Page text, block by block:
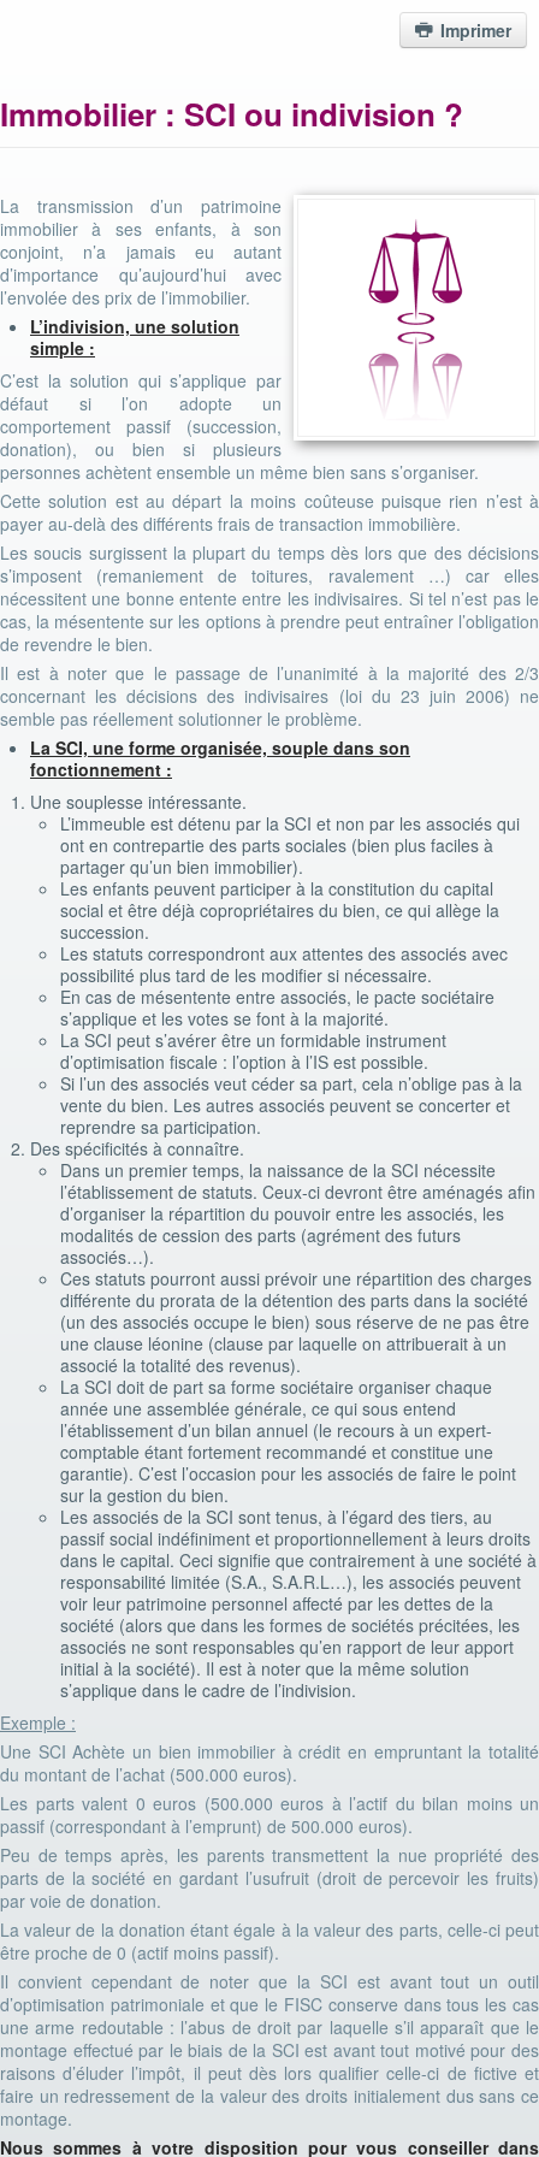
Imprimer
Immobilier : SCI ou indivision ?
La transmission d’un patrimoine
immobilier à ses enfants, à son
conjoint, n’a jamais eu autant
d’importance qu’aujourd’hui avec
l’envolée des prix de l’immobilier.
L’indivision, une solution
simple :
C’est la solution qui s’applique par
défaut si l’on adopte un
comportement passif (succession,
donation), ou bien si plusieurs
personnes achètent ensemble un même bien sans s’organiser.
Cette solution est au départ la moins coûteuse puisque rien n’est à
payer au-delà des différents frais de transaction immobilière.
Les soucis surgissent la plupart du temps dès lors que des décisions
s’imposent (remaniement de toitures, ravalement …) car elles
nécessitent une bonne entente entre les indivisaires. Si tel n’est pas le
cas, la mésentente sur les options à prendre peut entraîner l’obligation
de revendre le bien.
Il est à noter que le passage de l’unanimité à la majorité des 2/3
concernant les décisions des indivisaires (loi du 23 juin 2006) ne
semble pas réellement solutionner le problème.
La SCI, une forme organisée, souple dans son
fonctionnement :
Une souplesse intéressante.
L’immeuble est détenu par la SCI et non par les associés qui
ont en contrepartie des parts sociales (bien plus faciles à
partager qu’un bien immobilier).
Les enfants peuvent participer à la constitution du capital
social et être déjà copropriétaires du bien, ce qui allège la
succession.
Les statuts correspondront aux attentes des associés avec
possibilité plus tard de les modifier si nécessaire.
En cas de mésentente entre associés, le pacte sociétaire
s’applique et les votes se font à la majorité.
La SCI peut s’avérer être un formidable instrument
d’optimisation fiscale : l’option à l’IS est possible.
Si l’un des associés veut céder sa part, cela n’oblige pas à la
vente du bien. Les autres associés peuvent se concerter et
reprendre sa participation.
Des spécificités à connaître.
Dans un premier temps, la naissance de la SCI nécessite
l’établissement de statuts. Ceux-ci devront être aménagés afin
d’organiser la répartition du pouvoir entre les associés, les
modalités de cession des parts (agrément des futurs
associés…).
Ces statuts pourront aussi prévoir une répartition des charges
différente du prorata de la détention des parts dans la société
(un des associés occupe le bien) sous réserve de ne pas être
une clause léonine (clause par laquelle on attribuerait à un
associé la totalité des revenus).
La SCI doit de part sa forme sociétaire organiser chaque
année une assemblée générale, ce qui sous entend
l’établissement d’un bilan annuel (le recours à un expert-
comptable étant fortement recommandé et constitue une
garantie). C’est l’occasion pour les associés de faire le point
sur la gestion du bien.
Les associés de la SCI sont tenus, à l’égard des tiers, au
passif social indéfiniment et proportionnellement à leurs droits
dans le capital. Ceci signifie que contrairement à une société à
responsabilité limitée (S.A., S.A.R.L…), les associés peuvent
voir leur patrimoine personnel affecté par les dettes de la
société (alors que dans les formes de sociétés précitées, les
associés ne sont responsables qu’en rapport de leur apport
initial à la société). Il est à noter que la même solution
s’applique dans le cadre de l’indivision.
Exemple :
Une SCI Achète un bien immobilier à crédit en empruntant la totalité
du montant de l’achat (500.000 euros).
Les parts valent 0 euros (500.000 euros à l’actif du bilan moins un
passif (correspondant à l’emprunt) de 500.000 euros).
Peu de temps après, les parents transmettent la nue propriété des
parts de la société en gardant l’usufruit (droit de percevoir les fruits)
par voie de donation.
La valeur de la donation étant égale à la valeur des parts, celle-ci peut
être proche de 0 (actif moins passif).
Il convient cependant de noter que la SCI est avant tout un outil
d’optimisation patrimoniale et que le FISC conserve dans tous les cas
une arme redoutable : l’abus de droit par laquelle s’il apparaît que le
montage effectué par le biais de la SCI est avant tout motivé pour des
raisons d’éluder l’impôt, il peut dès lors qualifier celle-ci de fictive et
faire un redressement de la valeur des droits initialement dus sans ce
montage.
Nous sommes à votre disposition pour vous conseiller dans